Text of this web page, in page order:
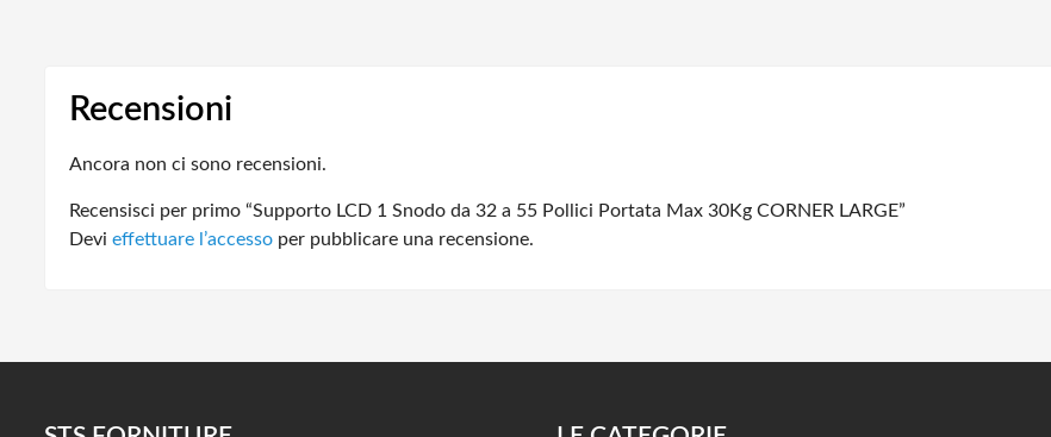
Recensioni
Ancora non ci sono recensioni.
Recensisci per primo “Supporto LCD 1 Snodo da 32 a 55 Pollici Portata Max 30Kg CORNER LARGE”
Devi effettuare l’accesso per pubblicare una recensione.